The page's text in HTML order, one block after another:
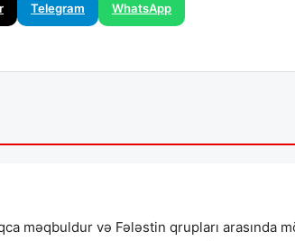
Telegram WhatsApp
məqbuldur və Fələstin qrupları arasında